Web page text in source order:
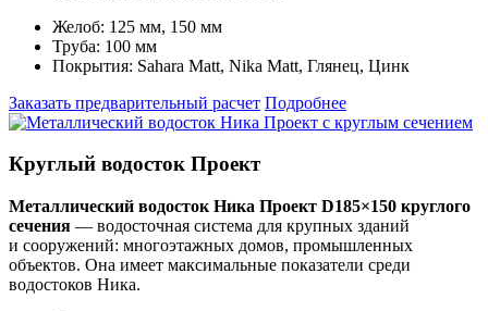
Желоб: 125 мм, 150 мм
Труба: 100 мм
Покрытия: Sahara Matt, Nika Matt, Глянец, Цинк
Заказать предварительный расчет Подробнее
Круглый водосток Проект
Металлический водосток Ника Проект D185×150 круглого
сечения — водосточная система для крупных зданий
и сооружений: многоэтажных домов, промышленных
объектов. Она имеет максимальные показатели среди
водостоков Ника.